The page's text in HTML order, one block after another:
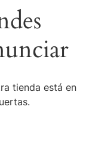
tienda está en